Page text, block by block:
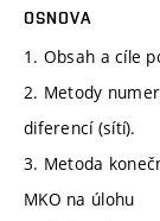
OSNOVA
1. Obsah a cíle
2. Metody
diferencí (sítí).
3. Metoda
MKO na úlohu